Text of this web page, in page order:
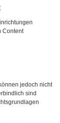
Content
jedoch nicht
sind